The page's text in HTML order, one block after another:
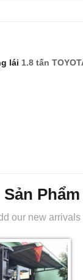
lái 1.8 tấn
Sản
our new